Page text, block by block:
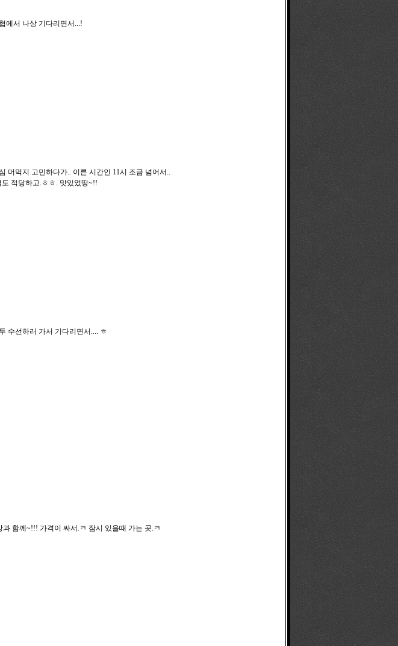
에서 나상 기다리면서...!
머먹지 고민하다가.. 이른 시간인 11시 조금 넘어서..
적당하고.ㅎㅎ. 맛있었땅~!!
수선하러 가서 기다리면서.... ㅎ
과 함께~!!! 가격이 싸서.ㅋ 잠시 있을때 가는 곳.ㅋ